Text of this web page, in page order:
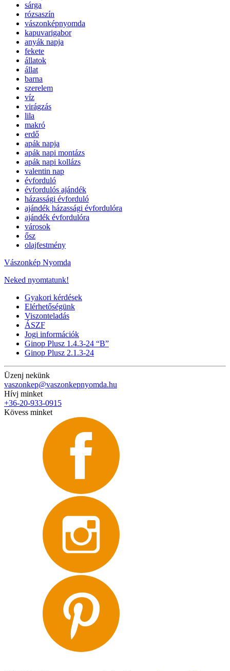
sárga
rózsaszín
vászonképnyomda
kapuvarigabor
anyák napja
fekete
állatok
állat
barna
szerelem
víz
virágzás
lila
makró
erdő
apák napja
apák napi montázs
apák napi kollázs
valentin nap
évforduló
évfordulós ajándék
házassági évforduló
ajándék házassági évfordulóra
ajándék évfordulóra
városok
ősz
olajfestmény
Vászonkép Nyomda
Neked nyomtatunk!
Gyakori kérdések
Elérhetőségünk
Viszonteladás
ÁSZF
Jogi információk
Ginop Plusz 1.4.3-24 “B”
Ginop Plusz 2.1.3-24
Üzenj nekünk
vaszonkep@vaszonkepnyomda.hu
Hívj minket
+36-20-933-0915
Kövess minket